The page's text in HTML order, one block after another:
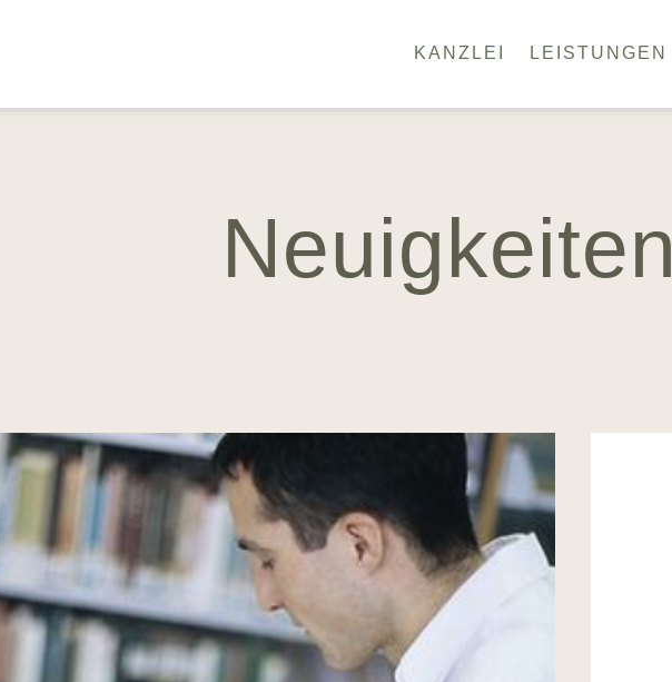
KANZLEI LEISTUNGEN
Neuigkeiten